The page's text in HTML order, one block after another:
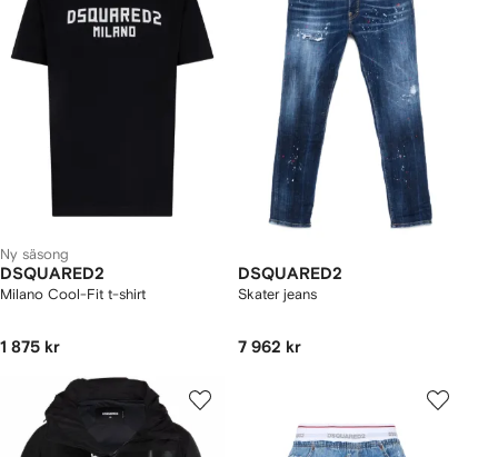
Ny säsong
DSQUARED2
Milano Cool-Fit t-shirt
1 875 kr
DSQUARED2
Skater jeans
7 962 kr